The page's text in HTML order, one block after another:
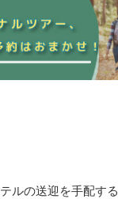
ルの送迎を手配す